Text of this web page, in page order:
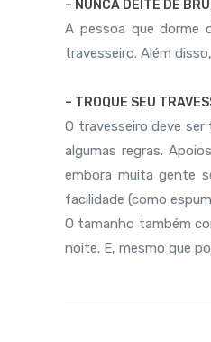
– NUNCA DEITE DE
A pessoa que dorme
travesseiro. Além
– TROQUE SEU
O travesseiro deve
algumas regras.
embora muita gente
facilidade (como
O tamanho também
noite. E, mesmo que